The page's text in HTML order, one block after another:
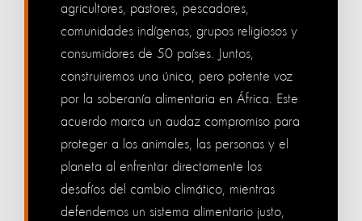
agricultores, pastores, pescadores,
comunidades indígenas, grupos religiosos y
consumidores de 50 países. Juntos,
construiremos una única, pero potente voz
por la soberanía alimentaria en África. Este
acuerdo marca un audaz compromiso para
proteger a los animales, las personas y el
planeta al enfrentar directamente los
desafíos del cambio climático, mientras
defendemos un sistema alimentario justo,